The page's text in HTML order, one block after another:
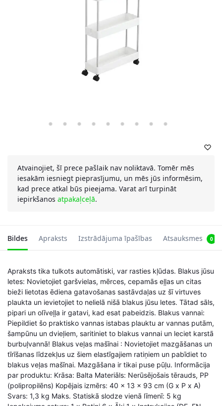
Atvainojiet, šī prece pašlaik nav noliktavā. Tomēr mēs
iesakām iesniegt pieprasījumu, un mēs jūs informēsim,
kad prece atkal būs pieejama. Varat arī turpināt
iepirkšanos atpakaļceļā.
Bildes Apraksts Izstrādājuma īpašības Atsauksmes 0
Apraksts tika tulkots automātiski, var rasties kļūdas. Blakus jūsu
letes: Novietojiet garšvielas, mērces, cepamās eļļas un citas
bieži lietotas ēdiena gatavošanas sastāvdaļas uz šī virtuves
plaukta un ievietojiet to nelielā nišā blakus jūsu letes. Tātad sāls,
pipari un olīveļļa ir gatavi, kad esat pabeidzis. Blakus vannai:
Piepildiet šo praktisko vannas istabas plauktu ar vannas putām,
šampūnu un dvieļiem, saritiniet to blakus vannai un leciet karstā
burbuļvannā! Blakus veļas mašīnai : Novietojiet mazgāšanas un
tīrīšanas līdzekļus uz šiem elastīgajiem ratiņiem un pabīdiet to
blakus veļas mašīnai. Mazgāšana ir tikai puse pūļu. Informācija
par produktu: Krāsa: Balta Materiāls: Nerūsējošais tērauds, PP
(polipropilēns) Kopējais izmērs: 40 x 13 x 93 cm (G x P x A)
Svars: 1,3 kg Maks. Statiskā slodze vienā līmenī: 5 kg